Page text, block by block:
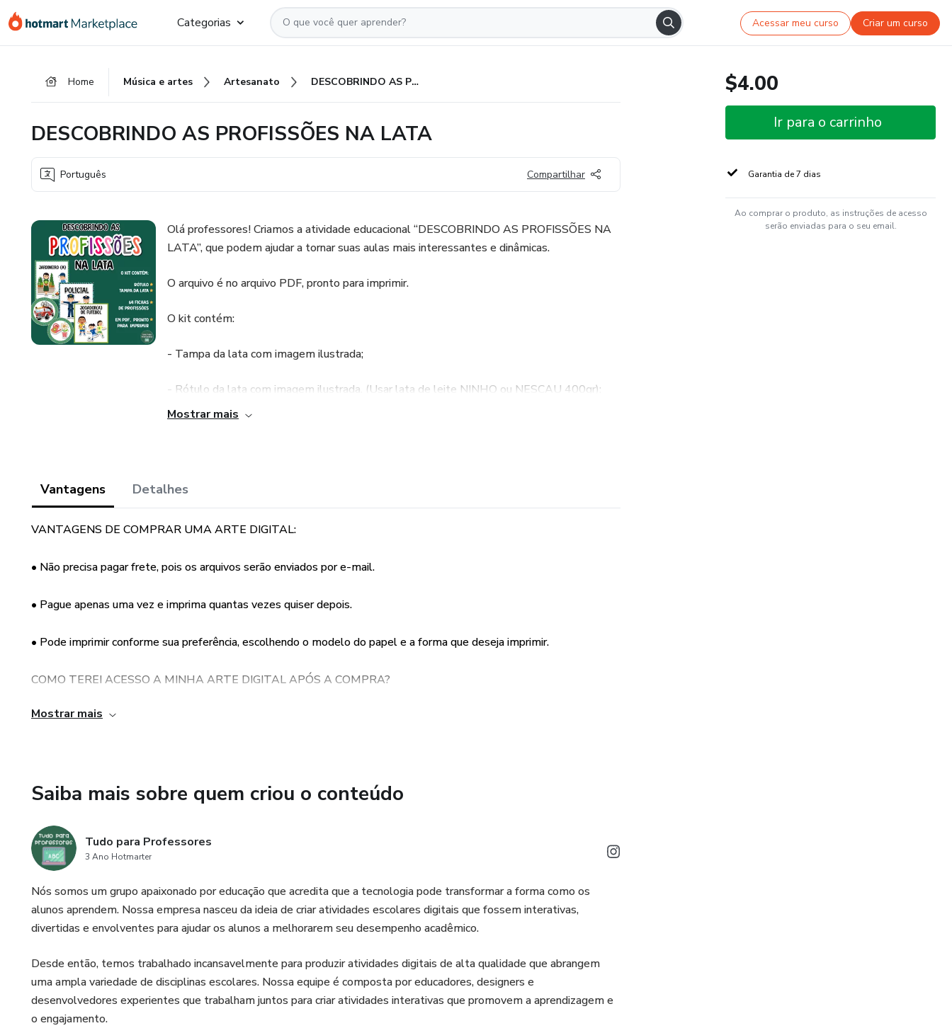
para
para
para
Categorias Acessar meu curso Criar um curso
Home Música e artes Artesanato DESCOBRINDO AS PROFISSÕES NA LATA
DESCOBRINDO AS PROFISSÕES NA LATA
Português Compartilhar
Olá professores! Criamos a atividade educacional “DESCOBRINDO AS PROFISSÕES NA
LATA”, que podem ajudar a tornar suas aulas mais interessantes e dinâmicas.
O arquivo é no arquivo PDF, pronto para imprimir.
O kit contém:
- Tampa da lata com imagem ilustrada;
- Rótulo da lata com imagem ilustrada. (Usar lata de leite NINHO ou NESCAU 400gr);
Não tenha medo de experimentar e inovar em suas metodologias de ensino, pois isso
envolvam diferentes disciplinas, de forma a estimular a integração entre elas e mostrar
Mostrar mais
Vantagens Detalhes
VANTAGENS DE COMPRAR UMA ARTE DIGITAL:
• Não precisa pagar frete, pois os arquivos serão enviados por e-mail.
• Pague apenas uma vez e imprima quantas vezes quiser depois.
• Pode imprimir conforme sua preferência, escolhendo o modelo do papel e a forma que deseja imprimir.
COMO TEREI ACESSO A MINHA ARTE DIGITAL APÓS A COMPRA?
• Os arquivos serão enviados para o seu e-mail no formato PDF em alta resolução.
Mostrar mais
Saiba mais sobre quem criou o conteúdo
Tudo para Professores
3 Ano Hotmarter
Nós somos um grupo apaixonado por educação que acredita que a tecnologia pode transformar a forma como os
alunos aprendem. Nossa empresa nasceu da ideia de criar atividades escolares digitais que fossem interativas,
divertidas e envolventes para ajudar os alunos a melhorarem seu desempenho acadêmico.
Desde então, temos trabalhado incansavelmente para produzir atividades digitais de alta qualidade que abrangem
uma ampla variedade de disciplinas escolares. Nossa equipe é composta por educadores, designers e
desenvolvedores experientes que trabalham juntos para criar atividades interativas que promovem a aprendizagem e
o engajamento.
$4.00
Ir para o carrinho
Garantia de 7 dias
Ao comprar o produto, as instruções de acesso
serão enviadas para o seu email.